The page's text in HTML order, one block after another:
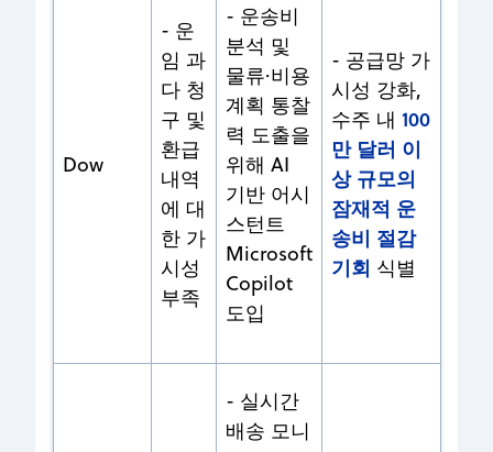
Dow
- 운
임 과
다 청
구 및
환급
내역
에 대
한 가
시성
부족
- 운송비
분석 및
물류·비용
계획 통찰
력 도출을
위해 AI
기반 어시
스턴트
Microsoft
Copilot
도입
- 공급망 가
시성 강화,
수주 내 100
만 달러 이
상 규모의
잠재적 운
송비 절감
기회 식별
- 실시간
배송 모니